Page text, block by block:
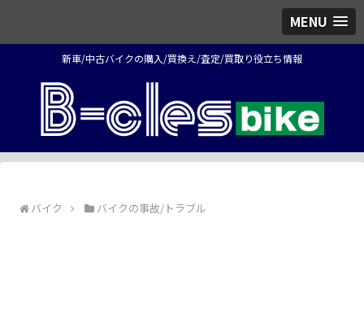
MENU
新車/中古バイクの購入/買換え/査定/買取り役立ち情報
バイク バイクの事故/トラブル